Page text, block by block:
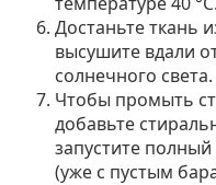
Достаньте ткань
высушите вдали
солнечного света.
Чтобы промыть
добавьте
запустите
(уже с пустым